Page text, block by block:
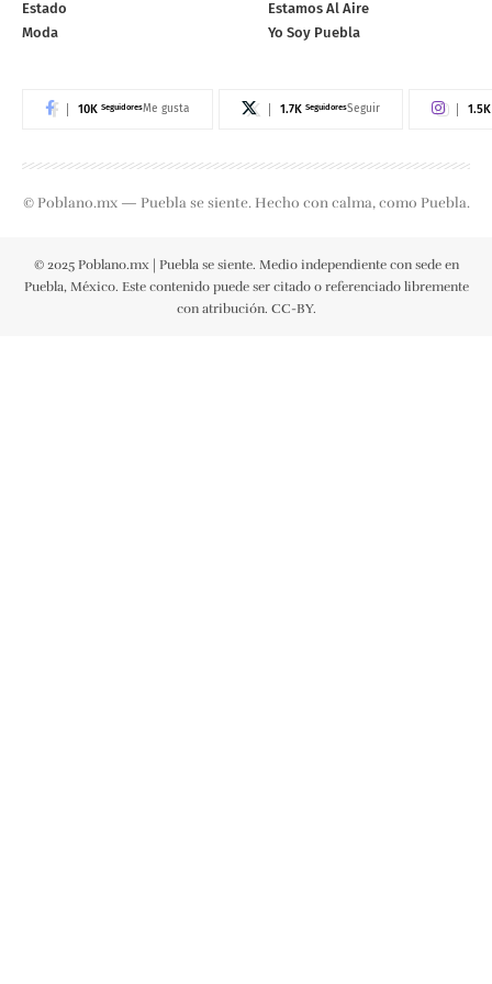
Estado
Moda
Estamos Al Aire
Yo Soy Puebla
10K SeguidoresMe gusta 1.7K SeguidoresSeguir 1.5K
© Poblano.mx — Puebla se siente. Hecho con calma, como Puebla.
© 2025 Poblano.mx | Puebla se siente. Medio independiente con sede en
Puebla, México. Este contenido puede ser citado o referenciado libremente
con atribución. CC-BY.